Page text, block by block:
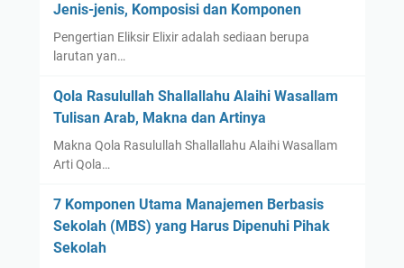
Jenis-jenis, Komposisi dan Komponen
Pengertian Eliksir Elixir adalah sediaan berupa
larutan yan…
Qola Rasulullah Shallallahu Alaihi Wasallam
Tulisan Arab, Makna dan Artinya
Makna Qola Rasulullah Shallallahu Alaihi Wasallam
Arti Qola…
7 Komponen Utama Manajemen Berbasis
Sekolah (MBS) yang Harus Dipenuhi Pihak
Sekolah